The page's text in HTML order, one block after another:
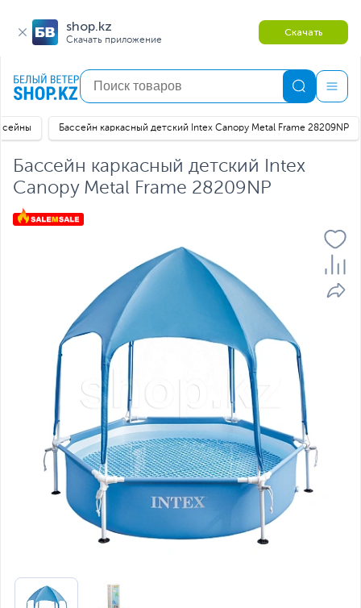
shop.kz
Скачать приложение
Скачать
Бассейн каркасный детский Intex Canopy Metal Frame 28209NP
Бассейн каркасный детский Intex
Canopy Metal Frame 28209NP